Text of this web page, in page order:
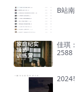
B站
佳琪
2588
2024